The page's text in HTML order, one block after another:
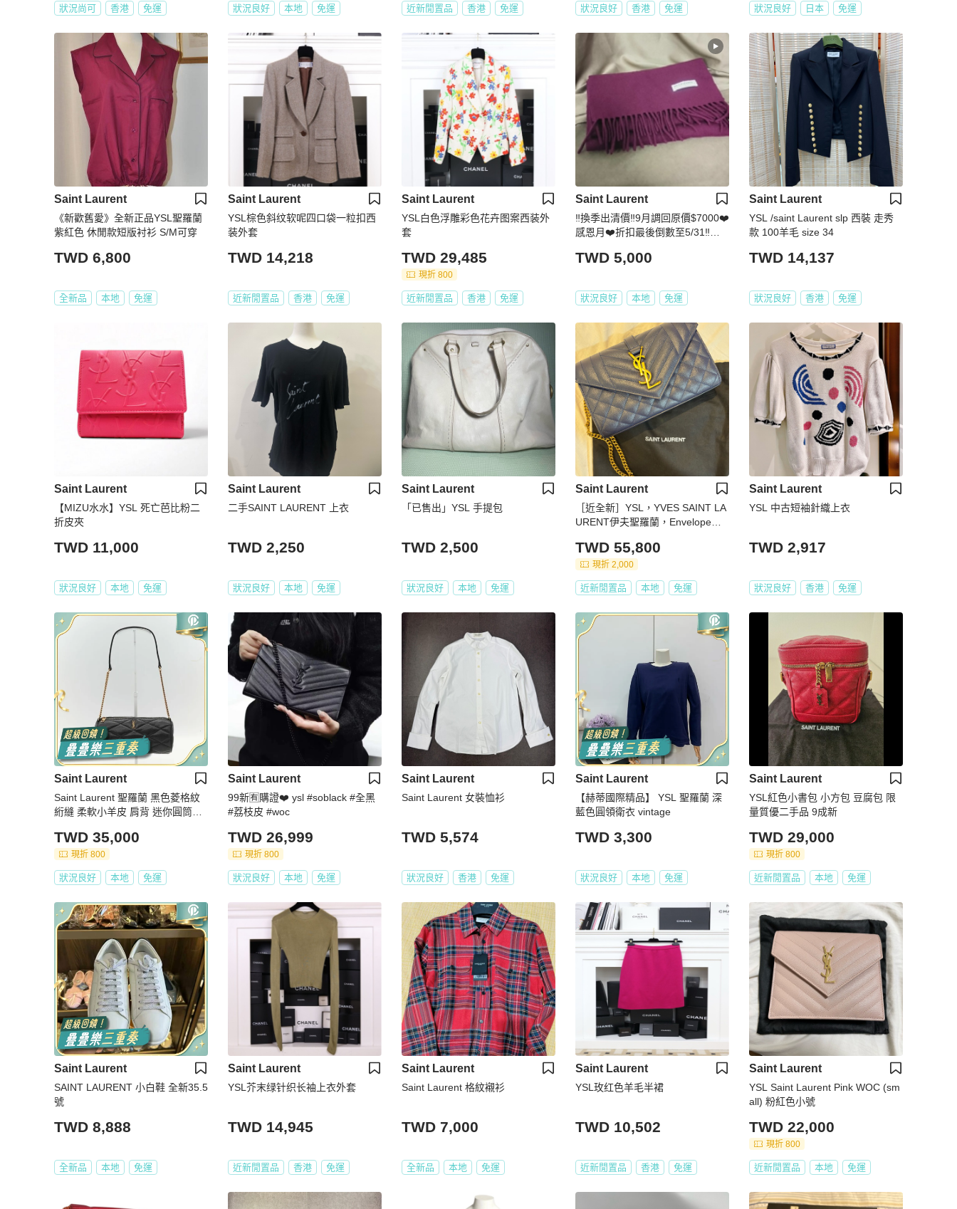
狀況尚可 香港 免運 狀況良好 本地 免運 近新閒置品 香港 免運 狀況良好 香港 免運 狀況良好 日本 免運
Saint Laurent
《新歡舊愛》全新正品YSL聖羅蘭
紫紅色 休閒款短版衬衫 S/M可穿
TWD 6,800
全新品 本地 免運
Saint Laurent
YSL棕色斜纹软呢四口袋一粒扣西
装外套
TWD 14,218
近新閒置品 香港 免運
Saint Laurent
YSL白色浮雕彩色花卉图案西装外
套
TWD 29,485
現折 800
近新閒置品 香港 免運
Saint Laurent
‼️換季出清價‼️9月調回原價$7000❤️
感恩月❤️折扣最後倒數至5/31‼️【8
聖羅蘭 酒紅 羊毛 刺繡 保暖 圍巾/
TWD 5,000
狀況良好 本地 免運
Saint Laurent
YSL /saint Laurent slp 西裝 走秀
款 100羊毛 size 34
TWD 14,137
狀況良好 香港 免運
Saint Laurent
【MIZU水水】YSL 死亡芭比粉二
折皮夾
TWD 11,000
狀況良好 本地 免運
Saint Laurent
二手SAINT LAURENT 上衣
TWD 2,250
狀況良好 本地 免運
Saint Laurent
「已售出」YSL 手提包
TWD 2,500
狀況良好 本地 免運
Saint Laurent
［近全新］YSL，YVES SAINT LA
URENT伊夫聖羅蘭，Envelope肩
TWD 55,800
現折 2,000
近新閒置品 本地 免運
Saint Laurent
YSL 中古短袖針織上衣
TWD 2,917
狀況良好 香港 免運
Saint Laurent
Saint Laurent 聖羅蘭 黑色菱格紋
絎縫 柔軟小羊皮 肩背 迷你圓筒包
TWD 35,000
現折 800
狀況良好 本地 免運
Saint Laurent
99新🈶購證❤️ ysl #soblack #全黑
#荔枝皮 #woc
TWD 26,999
現折 800
狀況良好 本地 免運
Saint Laurent
Saint Laurent 女裝恤衫
TWD 5,574
狀況良好 香港 免運
Saint Laurent
【赫蒂國際精品】 YSL 聖羅蘭 深
藍色圓領衛衣 vintage
TWD 3,300
狀況良好 本地 免運
Saint Laurent
YSL紅色小書包 小方包 豆腐包 限
量質優二手品 9成新
TWD 29,000
現折 800
近新閒置品 本地 免運
Saint Laurent
SAINT LAURENT 小白鞋 全新35.5
號
TWD 8,888
全新品 本地 免運
Saint Laurent
YSL芥末绿针织长袖上衣外套
TWD 14,945
近新閒置品 香港 免運
Saint Laurent
Saint Laurent 格紋襯衫
TWD 7,000
全新品 本地 免運
Saint Laurent
YSL玫红色羊毛半裙
TWD 10,502
近新閒置品 香港 免運
Saint Laurent
YSL Saint Laurent Pink WOC (sm
all) 粉紅色小號
TWD 22,000
現折 800
近新閒置品 本地 免運